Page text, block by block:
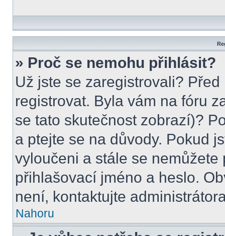
» Proč se nemohu přihlásit?
Už jste se zaregistrovali?
registrovat. Byla vám na fóru
se tato skutečnost zobrazí)?
a ptejte se na důvody. Pokud
vyloučeni a stále se
přihlašovací jméno a heslo.
není, kontaktujte
Nahoru